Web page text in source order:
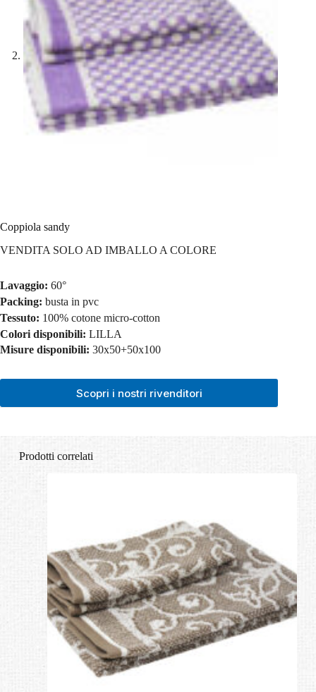
Coppiola sandy
VENDITA SOLO AD IMBALLO A COLORE
Lavaggio: 60°
Packing: busta in pvc
Tessuto: 100% cotone micro-cotton
Colori disponibili: LILLA
Misure disponibili: 30x50+50x100
Scopri i nostri rivenditori
Prodotti correlati